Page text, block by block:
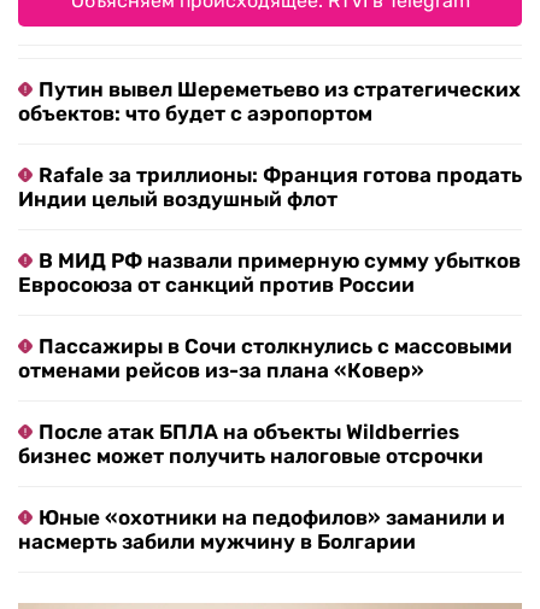
Путин вывел Шереметьево из стратегических
объектов: что будет с аэропортом
Rafale за триллионы: Франция готова продать
Индии целый воздушный флот
В МИД РФ назвали примерную сумму убытков
Евросоюза от санкций против России
Пассажиры в Сочи столкнулись с массовыми
отменами рейсов из-за плана «Ковер»
После атак БПЛА на объекты Wildberries
бизнес может получить налоговые отсрочки
Юные «охотники на педофилов» заманили и
насмерть забили мужчину в Болгарии